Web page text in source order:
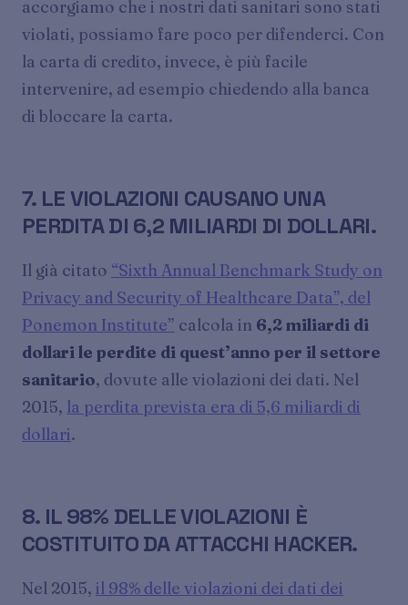
accorgiamo che i nostri dati sanitari sono stati
violati, possiamo fare poco per difenderci. Con
la carta di credito, invece, è più facile
intervenire, ad esempio chiedendo alla banca
di bloccare la carta.
7. LE VIOLAZIONI CAUSANO UNA
PERDITA DI 6,2 MILIARDI DI DOLLARI.
Il già citato “Sixth Annual Benchmark Study on
Privacy and Security of Healthcare Data”, del
Ponemon Institute” calcola in 6,2 miliardi di
dollari le perdite di quest’anno per il settore
sanitario, dovute alle violazioni dei dati. Nel
2015, la perdita prevista era di 5,6 miliardi di
dollari.
8. IL 98% DELLE VIOLAZIONI È
COSTITUITO DA ATTACCHI HACKER.
Nel 2015, il 98% delle violazioni dei dati dei